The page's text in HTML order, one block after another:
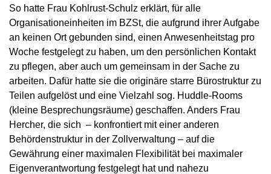
So hatte Frau Kohlrust-Schulz erklärt, für alle
Organisationeinheiten im BZSt, die aufgrund ihrer Aufgabe
an keinen Ort gebunden sind, einen Anwesenheitstag pro
Woche festgelegt zu haben, um den persönlichen Kontakt
zu pflegen, aber auch um gemeinsam in der Sache zu
arbeiten. Dafür hatte sie die originäre starre Bürostruktur zu
Teilen aufgelöst und eine Vielzahl sog. Huddle-Rooms
(kleine Besprechungsräume) geschaffen. Anders Frau
Hercher, die sich – konfrontiert mit einer anderen
Behördenstruktur in der Zollverwaltung – auf die
Gewährung einer maximalen Flexibilität bei maximaler
Eigenverantwortung festgelegt hat und nahezu